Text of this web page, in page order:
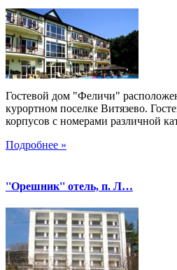
Гостевой дом "Феличи"
курортном поселке Витязево.
корпусов с номерами различной
Подробнее »
''Орешник'' отель, п. Л…